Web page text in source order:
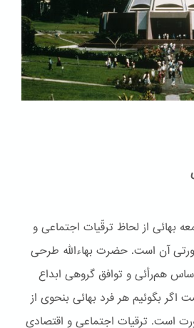
بهائی از لحاظ ترقّیات اجتماعی و
آن است. حضرت بهاءاللّه طرحی
هم‌رأئی و توافق گروهی ابداع
بگوئیم هر فرد بهائی بنحوی از
است. ترقیات اجتماعی و اقتصادی